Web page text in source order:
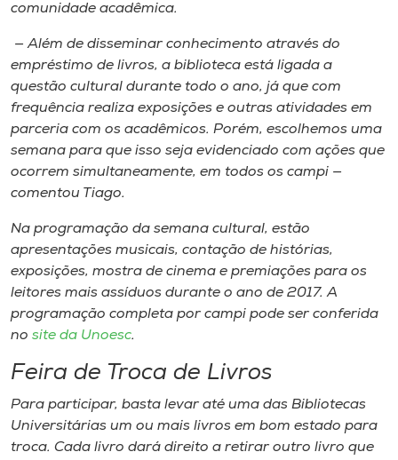
comunidade acadêmica.
— Além de disseminar conhecimento através do
empréstimo de livros, a biblioteca está ligada a
questão cultural durante todo o ano, já que com
frequência realiza exposições e outras atividades em
parceria com os acadêmicos. Porém, escolhemos uma
semana para que isso seja evidenciado com ações que
ocorrem simultaneamente, em todos os campi —
comentou Tiago.
Na programação da semana cultural, estão
apresentações musicais, contação de histórias,
exposições, mostra de cinema e premiações para os
leitores mais assíduos durante o ano de 2017. A
programação completa por campi pode ser conferida
no site da Unoesc.
Feira de Troca de Livros
Para participar, basta levar até uma das Bibliotecas
Universitárias um ou mais livros em bom estado para
troca. Cada livro dará direito a retirar outro livro que